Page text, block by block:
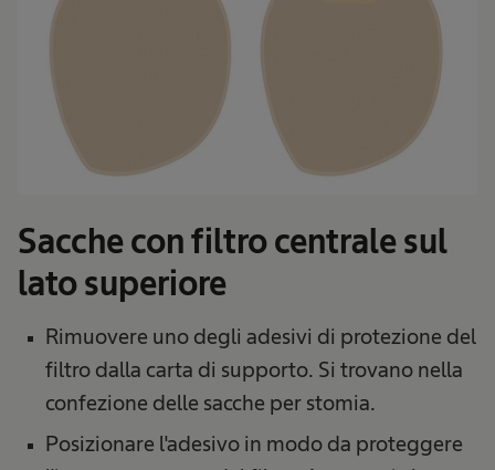
Sacche con filtro centrale sul
lato superiore
Rimuovere uno degli adesivi di protezione del
filtro dalla carta di supporto. Si trovano nella
confezione delle sacche per stomia.
Posizionare l'adesivo in modo da proteggere